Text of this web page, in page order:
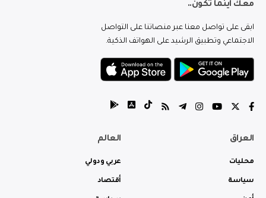
معك اينما تكون..
ابقى على تواصل معنا عبر منصاتنا على التواصل
الاجتماعي وتطبيق الرشيد على الهواتف الذكية.
العراق
محليات
سياسة
العالم
عربي ودولي
أقتصاد